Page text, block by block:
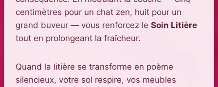
centimètres pour un chat zen, huit pour un
grand buveur — vous renforcez le Soin Litière
tout en prolongeant la fraîcheur.
Quand la litière se transforme en poème
silencieux, votre sol respire, vos meubles